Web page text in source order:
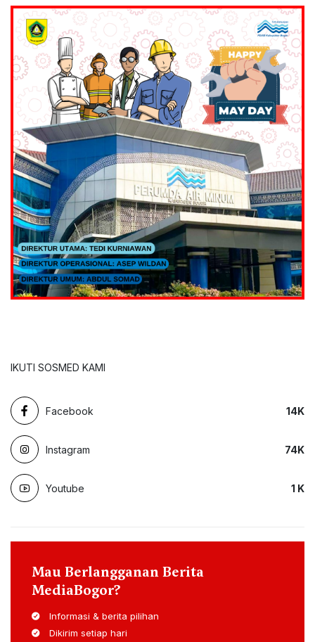
IKUTI SOSMED KAMI
Facebook 14K
Instagram 74K
Youtube 1 K
Mau Berlangganan Berita
MediaBogor?
Informasi & berita pilihan
Dikirim setiap hari